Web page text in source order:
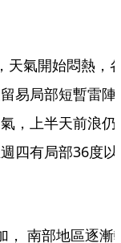
天氣開始悶熱，
易局部短暫雷陣
，上半天前浪仍
四有局部36度以
， 南部地區逐漸